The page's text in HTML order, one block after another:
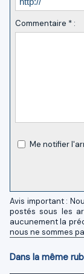
Commentaire * :
Me notifier
Avis important :
postés sous les
aucunement la
nous ne sommes
Dans la même